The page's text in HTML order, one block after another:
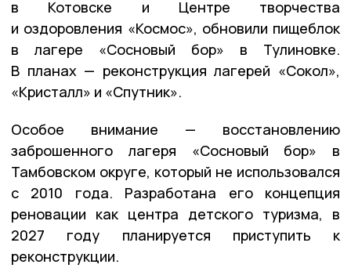
в Котовске и Центре творчества
и оздоровления «Космос», обновили пищеблок
в лагере «Сосновый бор» в Тулиновке.
В планах — реконструкция лагерей «Сокол»,
«Кристалл» и «Спутник».
Особое внимание — восстановлению
заброшенного лагеря «Сосновый бор» в
Тамбовском округе, который не использовался
с 2010 года. Разработана его концепция
реновации как центра детского туризма, в
2027 году планируется приступить к
реконструкции.